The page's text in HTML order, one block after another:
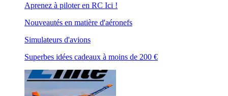
Aprenez à piloter en RC Ici !
Nouveautés en matière d'aéronefs
Simulateurs d'avions
Superbes idées cadeaux à moins de 200 €